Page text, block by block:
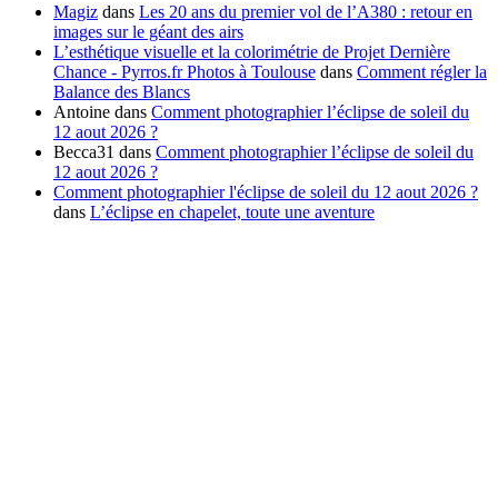
Magiz dans Les 20 ans du premier vol de l’A380 : retour en
images sur le géant des airs
L’esthétique visuelle et la colorimétrie de Projet Dernière
Chance - Pyrros.fr Photos à Toulouse dans Comment régler la
Balance des Blancs
Antoine dans Comment photographier l’éclipse de soleil du
12 aout 2026 ?
Becca31 dans Comment photographier l’éclipse de soleil du
12 aout 2026 ?
Comment photographier l'éclipse de soleil du 12 aout 2026 ?
dans L’éclipse en chapelet, toute une aventure